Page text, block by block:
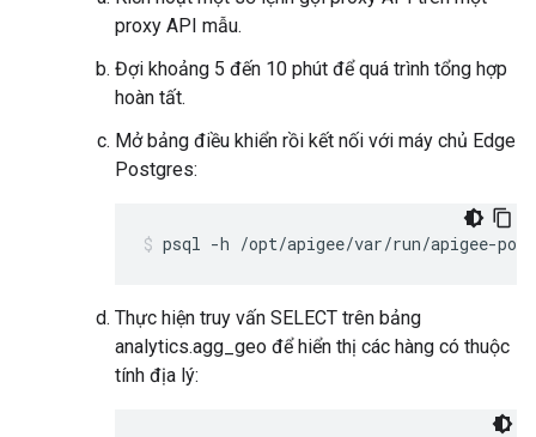
proxy API mẫu.
Đợi khoảng 5 đến 10 phút để quá trình tổng hợp
hoàn tất.
Mở bảng điều khiển rồi kết nối với máy chủ Edge
Postgres:
psql -h /opt/apigee/var/run/apigee-
Thực hiện truy vấn SELECT trên bảng
analytics.agg_geo để hiển thị các hàng có thuộc
tính địa lý: